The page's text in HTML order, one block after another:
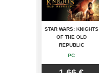
STAR WARS: KNIGHTS
OF THE OLD
REPUBLIC
PC